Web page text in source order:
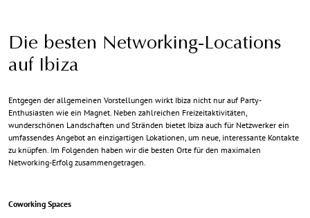
Die besten Networking-Locations
auf Ibiza
Entgegen der allgemeinen Vorstellungen wirkt Ibiza nicht nur auf Party-
Enthusiasten wie ein Magnet. Neben zahlreichen Freizeitaktivitäten,
wunderschönen Landschaften und Stränden bietet Ibiza auch für Netzwerker ein
umfassendes Angebot an einzigartigen Lokationen, um neue, interessante Kontakte
zu knüpfen. Im Folgenden haben wir die besten Orte für den maximalen
Networking-Erfolg zusammengetragen.
Coworking Spaces